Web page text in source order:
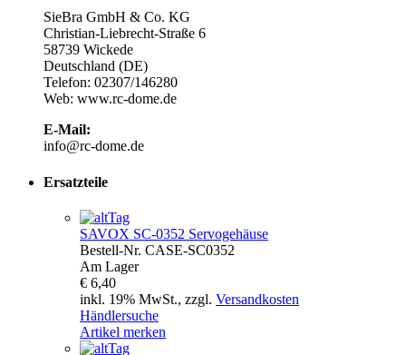
SieBra GmbH & Co. KG
Christian-Liebrecht-Straße 6
58739 Wickede
Deutschland (DE)
Telefon: 02307/146280
Web: www.rc-dome.de
E-Mail:
info@rc-dome.de
Ersatzteile
SAVOX SC-0352 Servogehäuse
Bestell-Nr. CASE-SC0352
Am Lager
€ 6,40
inkl. 19% MwSt., zzgl. Versandkosten
Händlersuche
Artikel merken